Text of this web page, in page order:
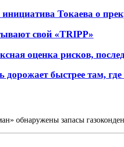
Токаева о
свой «TRIPP»
оценка рисков,
быстрее там, где
обнаружены запасы